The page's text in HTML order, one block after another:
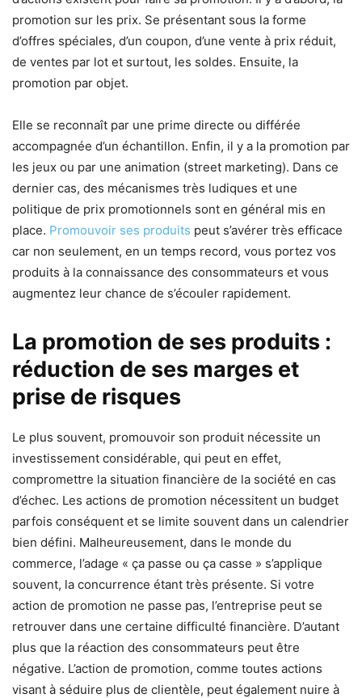
promotion sur les prix. Se présentant sous la forme
d’offres spéciales, d’un coupon, d’une vente à prix réduit,
de ventes par lot et surtout, les soldes. Ensuite, la
promotion par objet.
Elle se reconnaît par une prime directe ou différée
accompagnée d’un échantillon. Enfin, il y a la promotion par
les jeux ou par une animation (street marketing). Dans ce
dernier cas, des mécanismes très ludiques et une
politique de prix promotionnels sont en général mis en
place. Promouvoir ses produits peut s’avérer très efficace
car non seulement, en un temps record, vous portez vos
produits à la connaissance des consommateurs et vous
augmentez leur chance de s’écouler rapidement.
La promotion de ses produits :
réduction de ses marges et
prise de risques
Le plus souvent, promouvoir son produit nécessite un
investissement considérable, qui peut en effet,
compromettre la situation financière de la société en cas
d’échec. Les actions de promotion nécessitent un budget
parfois conséquent et se limite souvent dans un calendrier
bien défini. Malheureusement, dans le monde du
commerce, l’adage « ça passe ou ça casse » s’applique
souvent, la concurrence étant très présente. Si votre
action de promotion ne passe pas, l’entreprise peut se
retrouver dans une certaine difficulté financière. D’autant
plus que la réaction des consommateurs peut être
négative. L’action de promotion, comme toutes actions
visant à séduire plus de clientèle, peut également nuire à